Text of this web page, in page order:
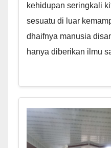
kehidupan seringkali
sesuatu di luar
dhaifnya manusia
hanya diberikan ilmu